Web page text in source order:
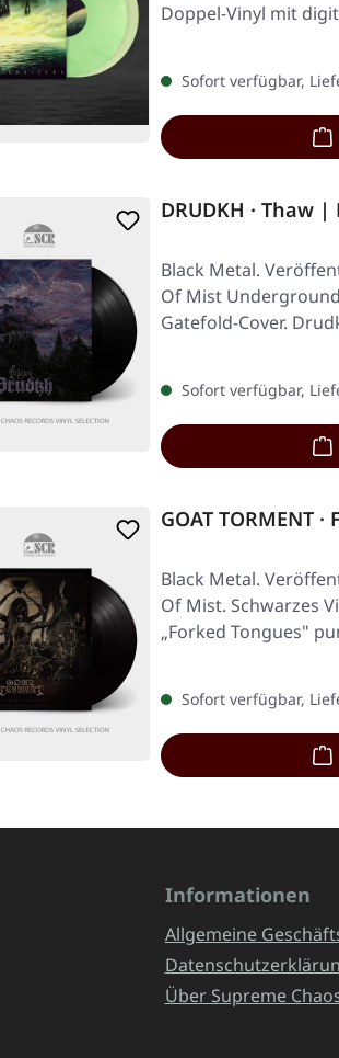
Doppel-Vinyl mit
Sofort verfügbar,
DRUDKH · Thaw |
Black Metal.
Of Mist
Gatefold-Cover.
Sofort verfügbar,
GOAT TORMENT
Black Metal.
Of Mist. Schwarzes
„Forked Tongues"
Sofort verfügbar,
Informationen
Allgemeine
Über Supreme